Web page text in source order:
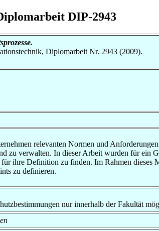
DIP-2943
Diplomarbeit Nr. 2943 (2009).
relevanten Normen und
zu verwalten. In dieser Arbeit wurden für ein
ihre Definition zu finden. Im Rahmen dieses
zu definieren.
nur innerhalb der Fakultät